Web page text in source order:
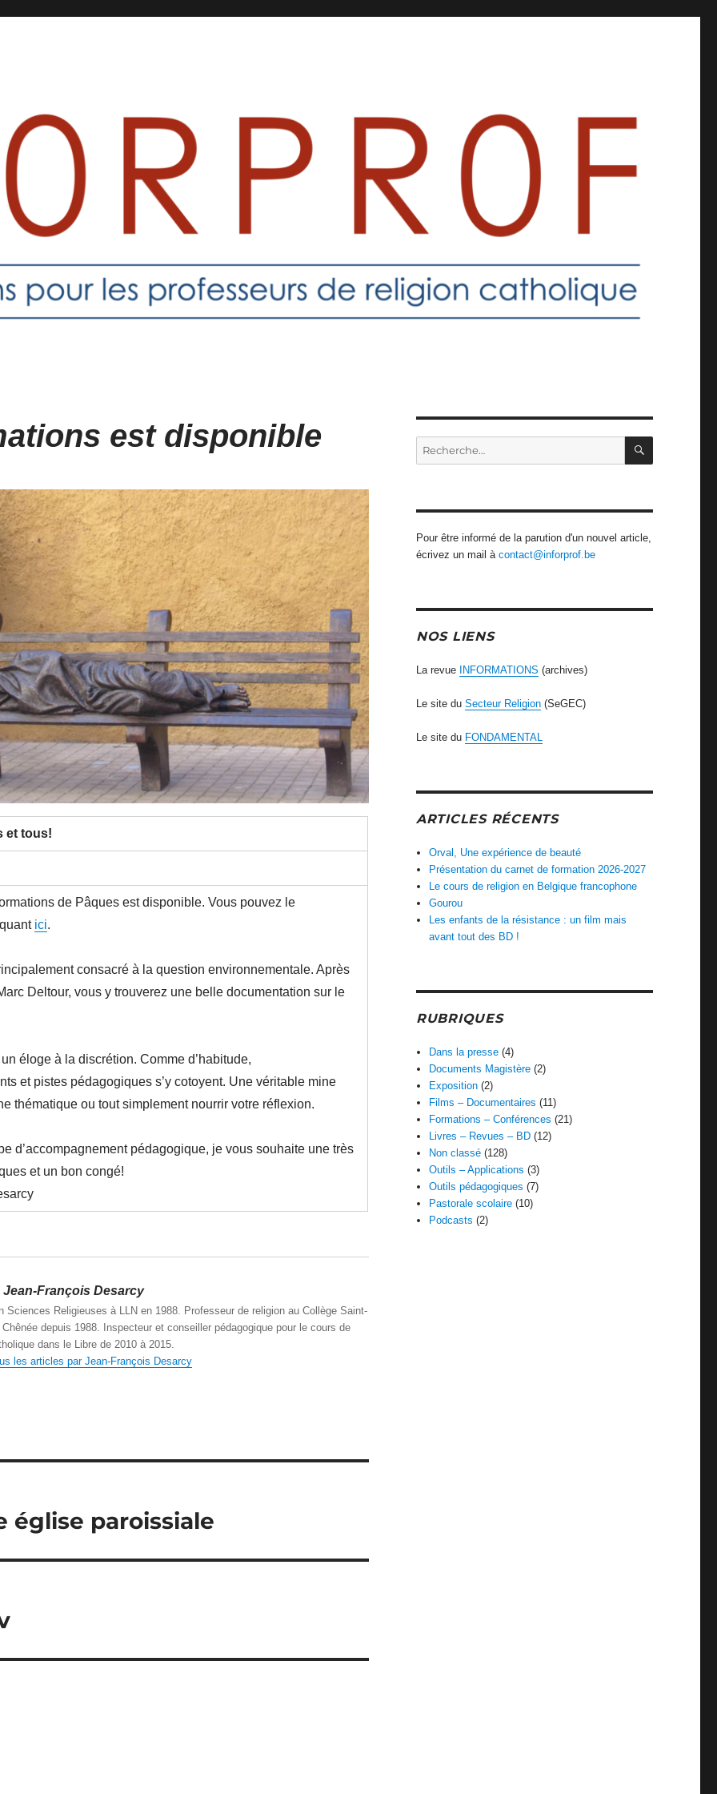
est disponible
et tous!
de Pâques est disponible. Vous pouvez le
ici.
consacré à la question environnementale. Après
Deltour, vous y trouverez une belle documentation sur le
éloge à la discrétion. Comme d’habitude,
et pistes pédagogiques s’y cotoyent. Une véritable mine
thématique ou tout simplement nourrir votre réflexion.
d’accompagnement pédagogique, je vous souhaite une très
et un bon congé!
Jean-François Desarcy
Sciences Religieuses à LLN en 1988. Professeur de religion au Collège Saint-
depuis 1988. Inspecteur et conseiller pédagogique pour le cours de
dans le Libre de 2010 à 2015.
les articles par Jean-François Desarcy
église paroissiale
Recherche
pour
Pour être informé de la parution d'un nouvel article,
écrivez un mail à contact@inforprof.be
NOS LIENS
La revue INFORMATIONS (archives)
Le site du Secteur Religion(SeGEC)
Le site du FONDAMENTAL
ARTICLES RÉCENTS
Orval, Une expérience de beauté
Présentation du carnet de formation 2026-2027
Le cours de religion en Belgique francophone
Gourou
Les enfants de la résistance : un film mais
avant tout des BD !
RUBRIQUES
Dans la presse (4)
Documents Magistère (2)
Exposition (2)
Films – Documentaires (11)
Formations – Conférences (21)
Livres – Revues – BD (12)
Non classé (128)
Outils – Applications (3)
Outils pédagogiques (7)
Pastorale scolaire (10)
Podcasts (2)